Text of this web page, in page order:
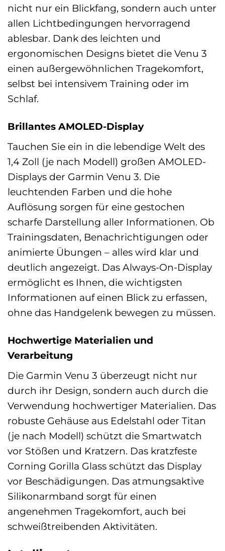
nicht nur ein Blickfang, sondern auch unter
allen Lichtbedingungen hervorragend
ablesbar. Dank des leichten und
ergonomischen Designs bietet die Venu 3
einen außergewöhnlichen Tragekomfort,
selbst bei intensivem Training oder im
Schlaf.
Brillantes AMOLED-Display
Tauchen Sie ein in die lebendige Welt des
1,4 Zoll (je nach Modell) großen AMOLED-
Displays der Garmin Venu 3. Die
leuchtenden Farben und die hohe
Auflösung sorgen für eine gestochen
scharfe Darstellung aller Informationen. Ob
Trainingsdaten, Benachrichtigungen oder
animierte Übungen – alles wird klar und
deutlich angezeigt. Das Always-On-Display
ermöglicht es Ihnen, die wichtigsten
Informationen auf einen Blick zu erfassen,
ohne das Handgelenk bewegen zu müssen.
Hochwertige Materialien und
Verarbeitung
Die Garmin Venu 3 überzeugt nicht nur
durch ihr Design, sondern auch durch die
Verwendung hochwertiger Materialien. Das
robuste Gehäuse aus Edelstahl oder Titan
(je nach Modell) schützt die Smartwatch
vor Stößen und Kratzern. Das kratzfeste
Corning Gorilla Glass schützt das Display
vor Beschädigungen. Das atmungsaktive
Silikonarmband sorgt für einen
angenehmen Tragekomfort, auch bei
schweißtreibenden Aktivitäten.